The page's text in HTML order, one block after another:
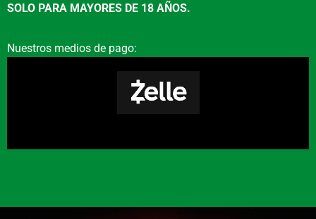
personalizado, ético y requiere una evaluación
¿Qué productos usan para
limpiezas energéticas?
como velones de despojo, hierbas como ruda y
¿Cómo mantengo la
SOLO PARA MAYORES DE 18 AÑOS.
Nuestros medios de pago: